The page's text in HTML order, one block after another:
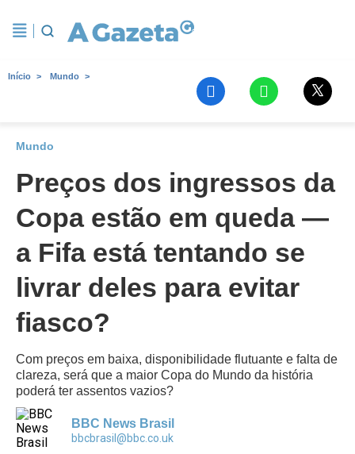
Início Mundo
Mundo
Preços dos ingressos da
Copa estão em queda —
a Fifa está tentando se
livrar deles para evitar
fiasco?
Com preços em baixa, disponibilidade flutuante e falta de
clareza, será que a maior Copa do Mundo da história
poderá ter assentos vazios?
BBC News Brasil
bbcbrasil@bbc.co.uk